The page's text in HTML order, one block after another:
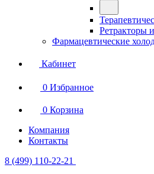
Ретракторы
Фармацевтические
Кабинет
0 Избранное
0 Корзина
Компания
Контакты
8 (499) 110-22-21